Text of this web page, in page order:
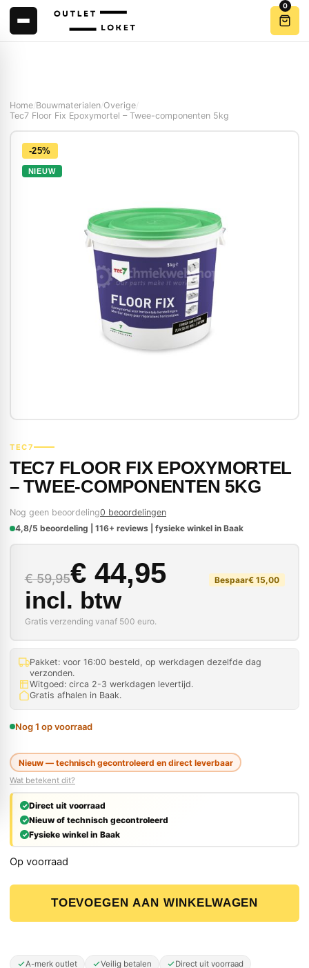
0
Home Bouwmaterialen Overige
Tec7 Floor Fix Epoxymortel – Twee-componenten 5kg
-25%
NIEUW
TEC7
TEC7 FLOOR FIX EPOXYMORTEL
– TWEE-COMPONENTEN 5KG
Nog geen beoordeling0 beoordelingen
4,8/5 beoordeling | 116+ reviews | fysieke winkel in Baak
€59,95
Oorspronkelijke
€44,95
Huidige prijs is: €
incl. btw
Bespaar€15,00
Gratis verzending vanaf 500 euro.
Pakket: voor 16:00 besteld, op werkdagen dezelfde dag
verzonden.
Witgoed: circa 2-3 werkdagen levertijd.
Gratis afhalen in Baak.
Nog 1 op voorraad
Nieuw — technisch gecontroleerd en direct leverbaar
Wat betekent dit?
Direct uit voorraad
Nieuw of technisch gecontroleerd
Fysieke winkel in Baak
Op voorraad
Tec7 Floor Fix Epoxymortel - Twee-componenten 5kg
TOEVOEGEN AAN WINKELWAGEN
A-merk outlet Veilig betalen Direct uit voorraad